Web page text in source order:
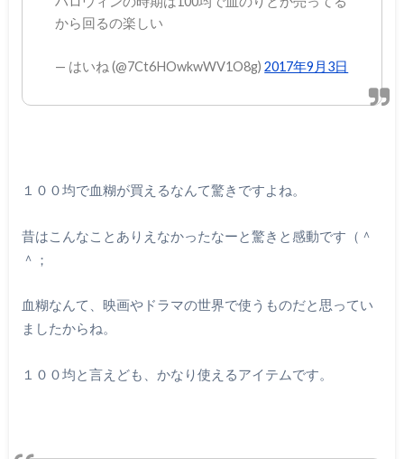
から回るの楽しい
— はいね (@7Ct6HOwkwWV1O8g)2017年9月3日
１００均で血糊が買えるなんて驚きですよね。
昔はこんなことありえなかったなーと驚きと感動です（＾
＾；
血糊なんて、映画やドラマの世界で使うものだと思ってい
ましたからね。
１００均と言えども、かなり使えるアイテムです。